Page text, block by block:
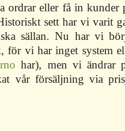
ordrar eller få in kunder
sett har vi varit
sällan. Nu har vi
för vi har inget system
har), men vi ändrar
vår försäljning via